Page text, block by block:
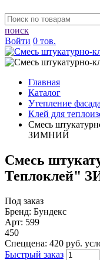
поиск
Войти 0 тов.
Главная
Каталог
Утепление
Клей для
Смесь
ЗИМНИЙ
Смесь
Теплоклей"
Под заказ
Бренд: Бундекс
Арт: 599
450
Спеццена: 420 руб.
Быстрый заказ